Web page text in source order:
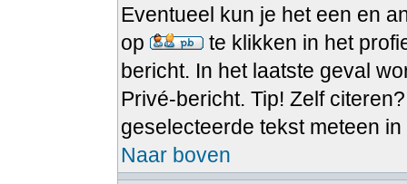
Eventueel kun je het een en
op
te klikken in het
bericht. In het laatste geval
Privé-bericht. Tip! Zelf
geselecteerde tekst meteen
Naar boven